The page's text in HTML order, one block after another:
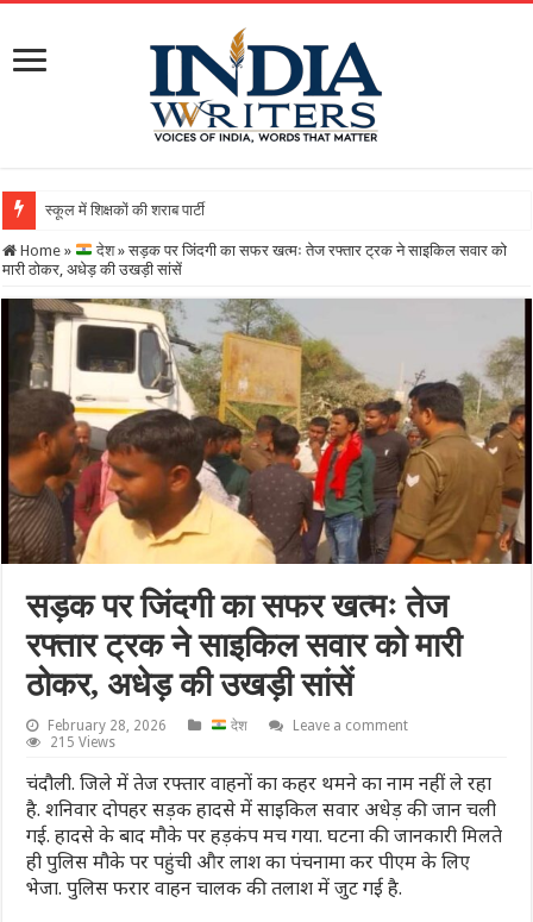
स्कूल में शिक्षकों की शराब पार्टी का वीडियो वायरल, DEO ने थमाया
Home » देश » सड़क पर जिंदगी का सफर खत्मः तेज रफ्तार ट्रक ने साइकिल सवार को
मारी ठोकर, अधेड़ की उखड़ी सांसें
सड़क पर जिंदगी का सफर खत्मः तेज
रफ्तार ट्रक ने साइकिल सवार को मारी
ठोकर, अधेड़ की उखड़ी सांसें
February 28, 2026 देश
Leave a comment
215 Views
चंदौली. जिले में तेज रफ्तार वाहनों का कहर थमने का नाम नहीं ले रहा
है. शनिवार दोपहर सड़क हादसे में साइकिल सवार अधेड़ की जान चली
गई. हादसे के बाद मौके पर हड़कंप मच गया. घटना की जानकारी मिलते
ही पुलिस मौके पर पहुंची और लाश का पंचनामा कर पीएम के लिए
भेजा. पुलिस फरार वाहन चालक की तलाश में जुट गई है.